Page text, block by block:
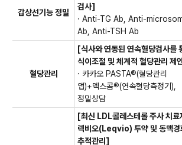
갑상선기능 정밀
검사]
· Anti-TG Ab, Anti-
Ab, Anti-TSH Ab
혈당관리
[식사와 연동된 연속혈당검사를
식이조절 및 체계적 혈당관리 제
· 카카오 PASTA®(혈당관리
앱)+덱스콤®(연속혈당측정기),
정밀상담
[최신 LDL콜레스테롤 주사 치료
렉비오(Leqvio) 투약 및 동맥경
추적관리]
50세 이상 : 전
· 영상검사 (택1)
① 췌장 MRI (조영
② 간 MRE (조영